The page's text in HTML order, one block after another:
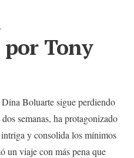
por Tony
Boluarte sigue perdiendo
semanas, ha protagonizado
y consolida los mínimos
un viaje con más pena que